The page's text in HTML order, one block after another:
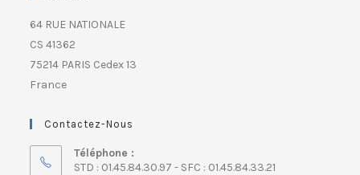
64 RUE NATIONALE
CS 41362
75214 PARIS Cedex 13
France
Contactez-Nous
Téléphone :
STD : 01.45.84.30.97 - SFC : 01.45.84.33.21